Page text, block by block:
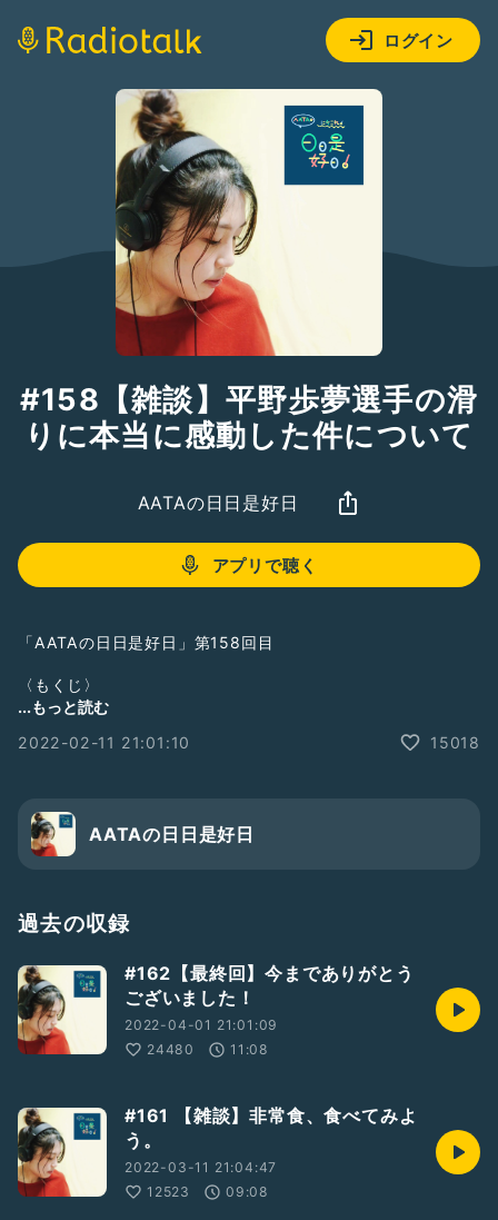
ログイン
#158【雑談】平野歩夢選手の滑
りに本当に感動した件について
AATAの日日是好日
アプリで聴く
「AATAの日日是好日」第158回目
〈もくじ〉
00:26〜 平野歩夢選手、素晴らしかったー！感動した！！
▼ pick up ▼
2022年3月4日（金）GRIT at Shibuya
TICKET：ADV ¥4,000- / DOOR ¥4,500-
※1/22(土)12:00 e+にて発売
◾︎「アイデンティティ」Music Video
https://youtu.be/PRa6IqHZId8
◾︎「真夏のせい」Download & Stream
...もっと読む
2022-02-11 21:01:10
15018
AATAの日日是好日
過去の収録
#162【最終回】今までありがとう
ございました！
2022-04-01 21:01:09
24480
11:08
#161 【雑談】非常食、食べてみよ
う。
2022-03-11 21:04:47
12523
09:08